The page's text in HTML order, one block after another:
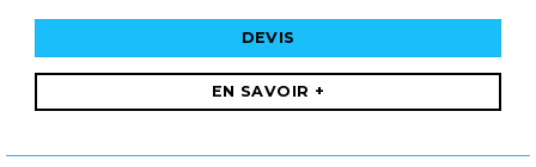
DEVIS
EN SAVOIR +